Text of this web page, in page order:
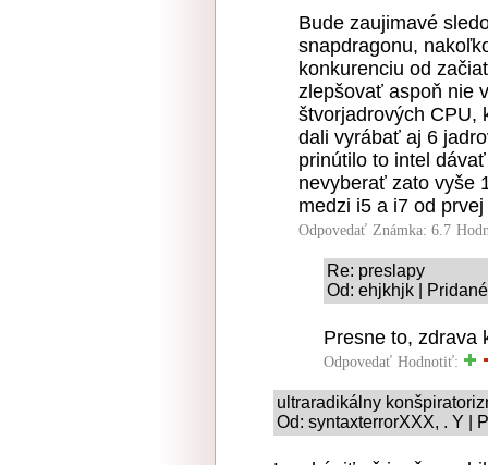
Bude zaujimavé
snapdragonu,
konkurenciu od
zlepšovať aspoň nie
štvorjadrových CPU,
dali vyrábať aj 6
prinútilo to intel
nevyberať zato vyše
medzi i5 a i7 od
Odpovedať Známka: 6.7
Re: preslapy
Od: ehjkhjk |
Presne to, zdrava
Odpovedať Hodnotiť:
ultraradikálny
Od: syntaxterrorXXX, . Y |